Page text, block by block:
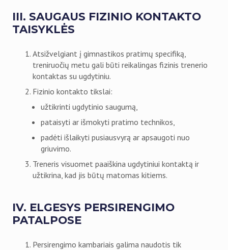
III. SAUGAUS FIZINIO KONTAKTO
TAISYKLĖS
Atsižvelgiant į gimnastikos pratimų specifiką,
treniruočių metu gali būti reikalingas fizinis trenerio
kontaktas su ugdytiniu.
Fizinio kontakto tikslai:
užtikrinti ugdytinio saugumą,
pataisyti ar išmokyti pratimo technikos,
padėti išlaikyti pusiausvyrą ar apsaugoti nuo
griuvimo.
Treneris visuomet paaiškina ugdytiniui kontaktą ir
užtikrina, kad jis būtų matomas kitiems.
IV. ELGESYS PERSIRENGIMO
PATALPOSE
Persirengimo kambariais galima naudotis tik